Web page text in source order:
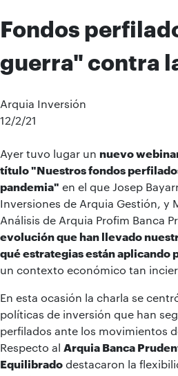
Fondos
guerra" contra
Arquia Inversión
12/2/21
Ayer tuvo lugar un nuevo
título "Nuestros fondos
pandemia" en el que Josep
Inversiones de Arquia Gestión, y
Análisis de Arquia Profim Banca
evolución que han llevado
qué estrategias están aplicando
un contexto económico tan
En esta ocasión la charla se
políticas de inversión que han
perfilados ante los movimientos
Respecto al Arquia Banca
Equilibrado destacaron la